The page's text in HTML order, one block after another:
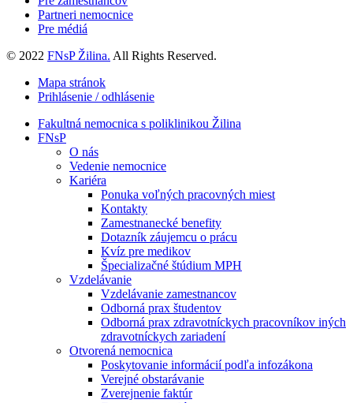
Partneri nemocnice
Pre médiá
© 2022 FNsP Žilina. All Rights Reserved.
Mapa stránok
Prihlásenie / odhlásenie
Fakultná nemocnica s poliklinikou Žilina
FNsP
O nás
Vedenie nemocnice
Kariéra
Ponuka voľných pracovných miest
Kontakty
Zamestnanecké benefity
Dotazník záujemcu o prácu
Kvíz pre medikov
Špecializačné štúdium MPH
Vzdelávanie
Vzdelávanie zamestnancov
Odborná prax študentov
Odborná prax zdravotníckych pracovníkov iných
zdravotníckych zariadení
Otvorená nemocnica
Poskytovanie informácií podľa infozákona
Verejné obstarávanie
Zverejnenie faktúr